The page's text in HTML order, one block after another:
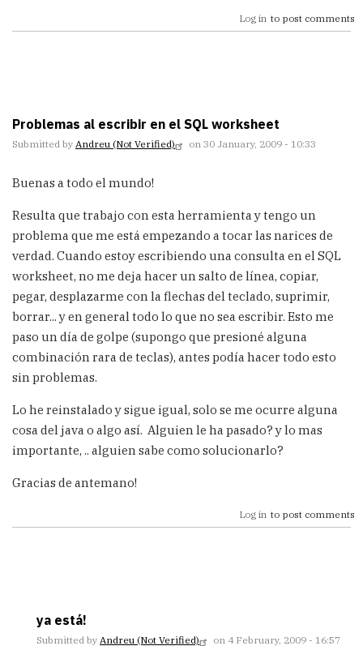
Log in to post comments
Problemas al escribir en el SQL worksheet
Submitted by Andreu (not Verified) on 30 January, 2009 - 10:33
Buenas a todo el mundo!
Resulta que trabajo con esta herramienta y tengo un
problema que me está empezando a tocar las narices de
verdad. Cuando estoy escribiendo una consulta en el SQL
worksheet, no me deja hacer un salto de línea, copiar,
pegar, desplazarme con la flechas del teclado, suprimir,
borrar... y en general todo lo que no sea escribir. Esto me
paso un día de golpe (supongo que presioné alguna
combinación rara de teclas), antes podía hacer todo esto
sin problemas.
Lo he reinstalado y sigue igual, solo se me ocurre alguna
cosa del java o algo así. Alguien le ha pasado? y lo mas
importante, .. alguien sabe como solucionarlo?
Gracias de antemano!
Log in to post comments
ya está!
Submitted by Andreu (not Verified) on 4 February, 2009 - 16:57